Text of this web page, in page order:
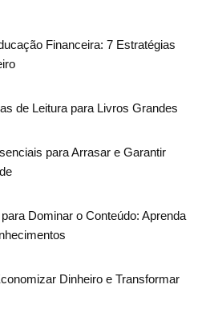
Financeira: 7 Estratégias
de Leitura para Livros Grandes
para Arrasar e Garantir
Dominar o Conteúdo: Aprenda
Dinheiro e Transformar